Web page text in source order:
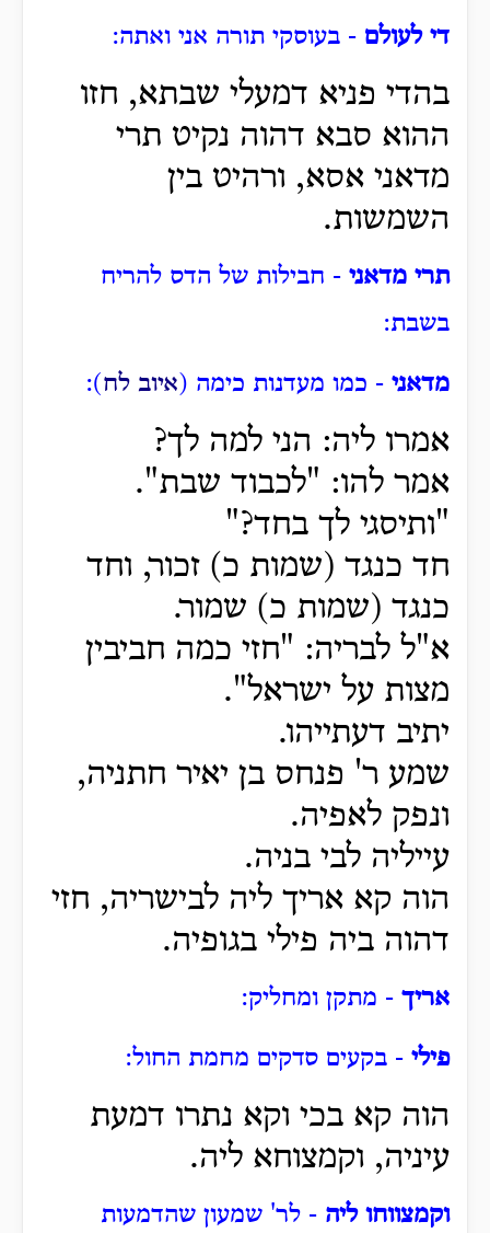
די לעולם - בעוסקי תורה אני ואתה:
בהדי פניא דמעלי שבתא, חזו
ההוא סבא דהוה נקיט תרי
מדאני אסא, ורהיט בין
השמשות.
תרי מדאני - חבילות של הדס להריח
בשבת:
מדאני - כמו מעדנות כימה (איוב לח):
אמרו ליה: הני למה לך?
אמר להו: "לכבוד שבת".
"ותיסגי לך בחד?"
חד כנגד (שמות כ) זכור, וחד
כנגד (שמות כ) שמור.
א"ל לבריה: "חזי כמה חביבין
מצות על ישראל".
יתיב דעתייהו.
שמע ר' פנחס בן יאיר חתניה,
ונפק לאפיה.
עייליה לבי בניה.
הוה קא אריך ליה לבישריה, חזי
דהוה ביה פילי בגופיה.
אריך - מתקן ומחליק:
פילי - בקעים סדקים מחמת החול:
הוה קא בכי וקא נתרו דמעת
עיניה, וקמצוחא ליה.
וקמצווחו ליה - לר' שמעון שהדמעות